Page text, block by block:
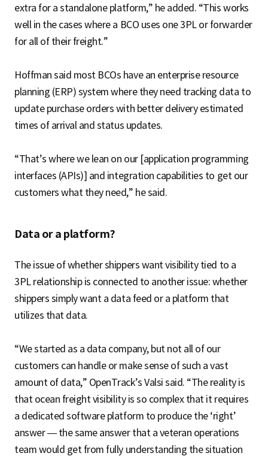
extra for a standalone platform,” he added. “This works
well in the cases where a BCO uses one 3PL or forwarder
for all of their freight.”
Hoffman said most BCOs have an enterprise resource
planning (ERP) system where they need tracking data to
update purchase orders with better delivery estimated
times of arrival and status updates.
“That’s where we lean on our [application programming
interfaces (APIs)] and integration capabilities to get our
customers what they need,” he said.
Data or a platform?
The issue of whether shippers want visibility tied to a
3PL relationship is connected to another issue: whether
shippers simply want a data feed or a platform that
utilizes that data.
“We started as a data company, but not all of our
customers can handle or make sense of such a vast
amount of data,” OpenTrack’s Valsi said. “The reality is
that ocean freight visibility is so complex that it requires
a dedicated software platform to produce the ‘right’
answer — the same answer that a veteran operations
team would get from fully understanding the situation